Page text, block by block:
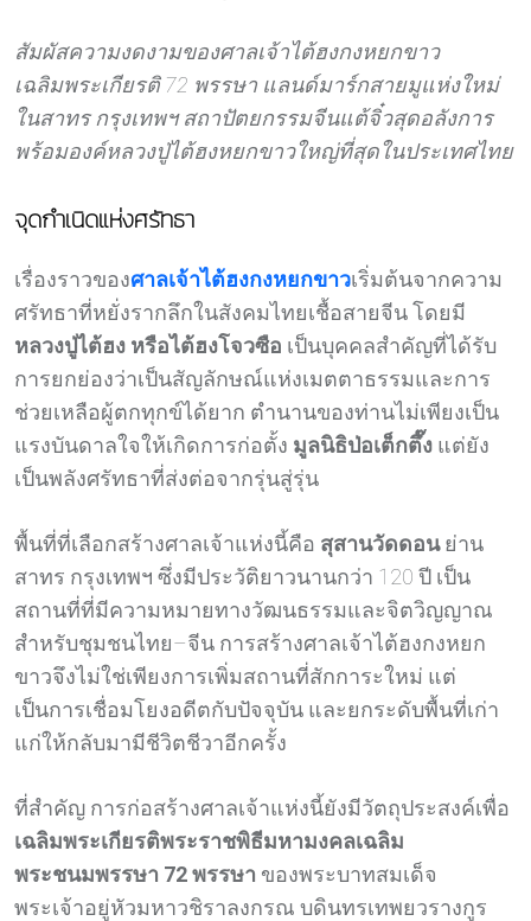
สัมผัสความงดงามของศาลเจ้าไต้ฮงกงหยกขาว
เฉลิมพระเกียรติ 72 พรรษา แลนด์มาร์กสายมูแห่งใหม่
ในสาทร กรุงเทพฯ สถาปัตยกรรมจีนแต้จิ๋วสุดอลังการ
พร้อมองค์หลวงปู่ไต้ฮงหยกขาวใหญ่ที่สุดในประเทศไทย
จุดกำเนิดแห่งศรัทธา
เรื่องราวของศาลเจ้าไต้ฮงกงหยกขาวเริ่มต้นจากความ
ศรัทธาที่หยั่งรากลึกในสังคมไทยเชื้อสายจีน โดยมี
หลวงปู่ไต้ฮง หรือไต้ฮงโจวซือ เป็นบุคคลสำคัญที่ได้รับ
การยกย่องว่าเป็นสัญลักษณ์แห่งเมตตาธรรมและการ
ช่วยเหลือผู้ตกทุกข์ได้ยาก ตำนานของท่านไม่เพียงเป็น
แรงบันดาลใจให้เกิดการก่อตั้ง มูลนิธิป่อเต็กตึ๊ง แต่ยัง
เป็นพลังศรัทธาที่ส่งต่อจากรุ่นสู่รุ่น
พื้นที่ที่เลือกสร้างศาลเจ้าแห่งนี้คือ สุสานวัดดอนย่าน
สาทร กรุงเทพฯ ซึ่งมีประวัติยาวนานกว่า 120 ปี เป็น
สถานที่ที่มีความหมายทางวัฒนธรรมและจิตวิญญาณ
สำหรับชุมชนไทย–จีน การสร้างศาลเจ้าไต้ฮงกงหยก
ขาวจึงไม่ใช่เพียงการเพิ่มสถานที่สักการะใหม่ แต่
เป็นการเชื่อมโยงอดีตกับปัจจุบัน และยกระดับพื้นที่เก่า
แก่ให้กลับมามีชีวิตชีวาอีกครั้ง
ที่สำคัญ การก่อสร้างศาลเจ้าแห่งนี้ยังมีวัตถุประสงค์เพื่อ
เฉลิมพระเกียรติพระราชพิธีมหามงคลเฉลิม
พระชนมพรรษา 72พรรษา ของพระบาทสมเด็จ
พระเจ้าอยู่หัวมหาวชิราลงกรณ บดินทรเทพยวรางกูร